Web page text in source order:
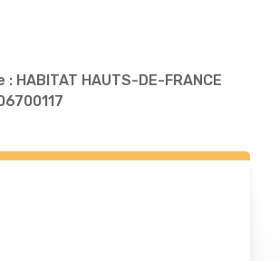
HABITAT HAUTS-DE-FRANCE